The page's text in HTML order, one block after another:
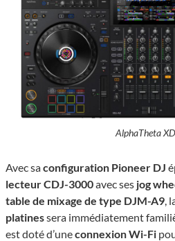
AlphaTheta
Avec saconfiguration Pioneer DJ
lecteur CDJ-3000avec ses jog
table de mixage de type DJM-A9,
platinessera immédiatement
est doté d’uneconnexion Wi-Fi